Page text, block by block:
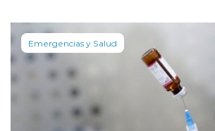
Emergencias y Salud